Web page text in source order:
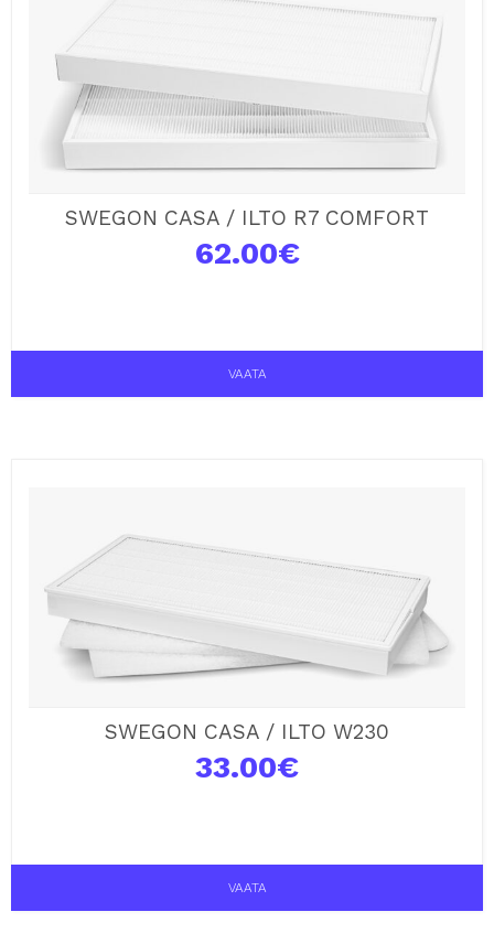
SWEGON CASA / ILTO R7 COMFORT
62.00€
VAATA
SWEGON CASA / ILTO W230
33.00€
VAATA